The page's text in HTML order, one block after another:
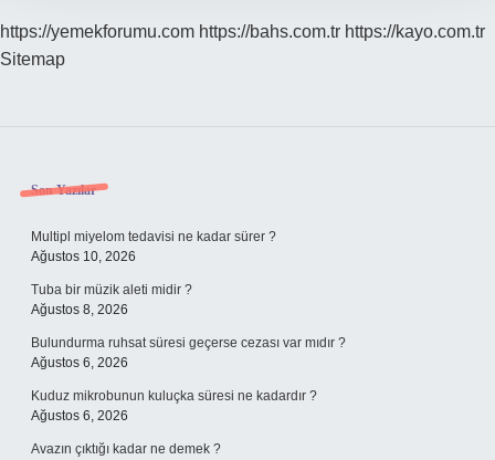
https://yemekforumu.com https://bahs.com.tr https://kayo.com.tr
Sitemap
Sidebar
Son Yazılar
Multipl miyelom tedavisi ne kadar sürer ?
Ağustos 10, 2026
Tuba bir müzik aleti midir ?
Ağustos 8, 2026
Bulundurma ruhsat süresi geçerse cezası var mıdır ?
Ağustos 6, 2026
Kuduz mikrobunun kuluçka süresi ne kadardır ?
Ağustos 6, 2026
Avazın çıktığı kadar ne demek ?